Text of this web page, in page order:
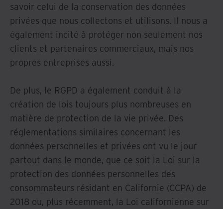
savoir celui de la conservation des données
privées que nous collectons et utilisons. Il nous a
également incité à protéger non seulement nos
clients et partenaires commerciaux, mais nos
propres entreprises aussi.
De plus, le RGPD a également conduit à la
création de lois toujours plus nombreuses en
matière de protection de la vie privée. Des
réglementations similaires concernant les
données personnelles et privées ont vu le jour
partout dans le monde, que ce soit la Loi sur la
protection des données personnelles des
consommateurs résidant en Californie (CCPA) de
2018 ou, plus récemment, la Loi californienne sur